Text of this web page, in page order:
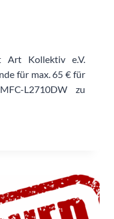
Art Kollektiv e.V.
für max. 65 € für
L2710DW zu